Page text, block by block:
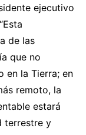
ejecutivo
de las
que no
en la Tierra; en
remoto, la
estará
terrestre y